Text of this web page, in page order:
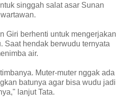
singgah salat asar Sunan
Giri berhenti untuk mengerjakan
Saat hendak berwudu ternyata
air.
Muter-muter nggak ada
batunya agar bisa wudu jadi
lanjut Tata.